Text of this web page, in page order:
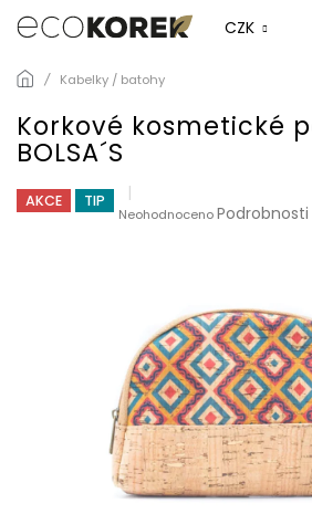
Přejít
obsah
CZK
Kabelky / batohy
Korkové kosmetické
BOLSA´S
AKCE TIP
Průměrné
hvězdiček.
Neohodnoceno